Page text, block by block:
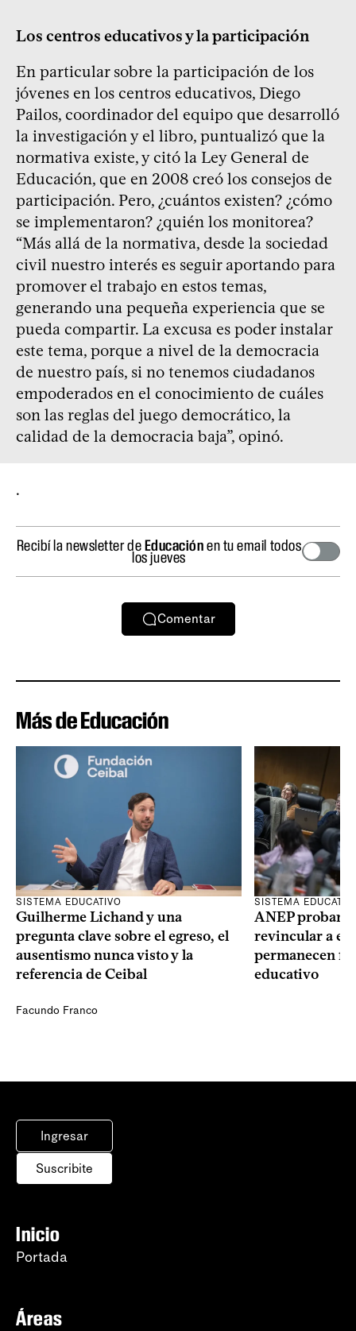
Los centros educativos y la participación
En particular sobre la participación de los
jóvenes en los centros educativos, Diego
Pailos, coordinador del equipo que desarrolló
la investigación y el libro, puntualizó que la
normativa existe, y citó la Ley General de
Educación, que en 2008 creó los consejos de
participación. Pero, ¿cuántos existen? ¿cómo
se implementaron? ¿quién los monitorea?
“Más allá de la normativa, desde la sociedad
civil nuestro interés es seguir aportando para
promover el trabajo en estos temas,
generando una pequeña experiencia que se
pueda compartir. La excusa es poder instalar
este tema, porque a nivel de la democracia
de nuestro país, si no tenemos ciudadanos
empoderados en el conocimiento de cuáles
son las reglas del juego democrático, la
calidad de la democracia baja”, opinó.
.
Recibí la newsletter deEducaciónen tu email todos
los jueves
Comentar
Más de Educación
SISTEMA EDUCATIVO
Guilherme Lichand y una
pregunta clave sobre el egreso, el
ausentismo nunca visto y la
referencia de Ceibal
Facundo Franco
SISTEMA
ANEP probará
revincular a
permanecen
educativo
Ingresar
Suscribite
Inicio
Portada
Áreas